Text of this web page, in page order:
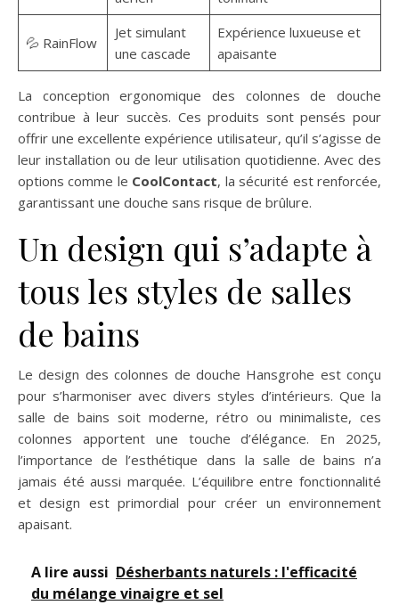
💦 RainFlow
Jet simulant
une cascade
Expérience luxueuse et
apaisante
La conception ergonomique des colonnes de douche
contribue à leur succès. Ces produits sont pensés pour
offrir une excellente expérience utilisateur, qu’il s’agisse de
leur installation ou de leur utilisation quotidienne. Avec des
options comme le CoolContact, la sécurité est renforcée,
garantissant une douche sans risque de brûlure.
Un design qui s’adapte à
tous les styles de salles
de bains
Le design des colonnes de douche Hansgrohe est conçu
pour s’harmoniser avec divers styles d’intérieurs. Que la
salle de bains soit moderne, rétro ou minimaliste, ces
colonnes apportent une touche d’élégance. En 2025,
l’importance de l’esthétique dans la salle de bains n’a
jamais été aussi marquée. L’équilibre entre fonctionnalité
et design est primordial pour créer un environnement
apaisant.
A lire aussi Désherbants naturels : l'efficacité
du mélange vinaigre et sel